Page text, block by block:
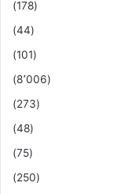
(178)
(44)
(101)
(8٬006)
(273)
(48)
(75)
(250)